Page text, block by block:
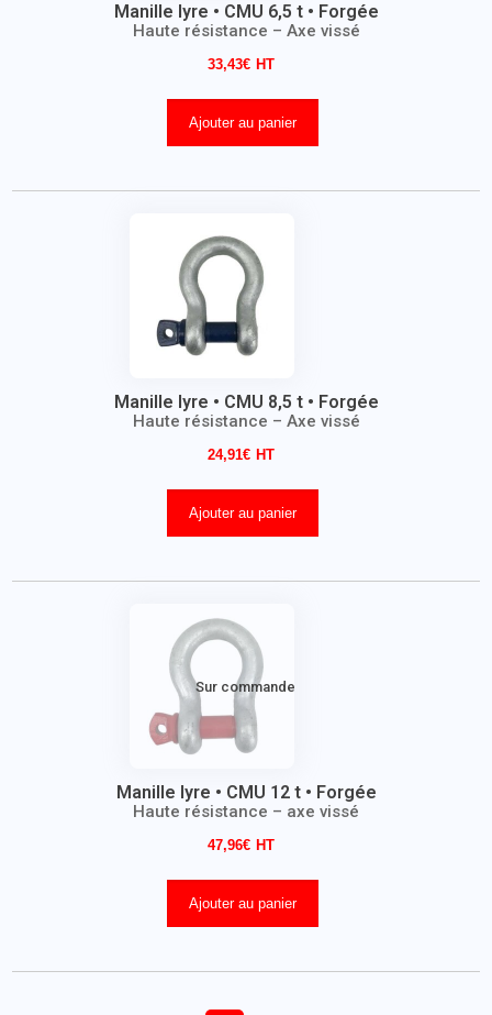
Manille lyre • CMU 6,5 t • Forgée
Haute résistance – Axe vissé
33,43€
Ajouter au panier
Manille lyre • CMU 8,5 t • Forgée
Haute résistance – Axe vissé
24,91€
Ajouter au panier
Sur commande
Manille lyre • CMU 12 t • Forgée
Haute résistance – axe vissé
47,96€
Ajouter au panier